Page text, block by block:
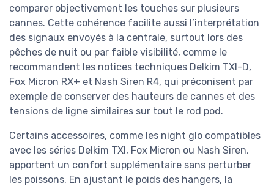
comparer objectivement les touches sur plusieurs
cannes. Cette cohérence facilite aussi l’interprétation
des signaux envoyés à la centrale, surtout lors des
pêches de nuit ou par faible visibilité, comme le
recommandent les notices techniques Delkim TXI-D,
Fox Micron RX+ et Nash Siren R4, qui préconisent par
exemple de conserver des hauteurs de cannes et des
tensions de ligne similaires sur tout le rod pod.
Certains accessoires, comme les night glo compatibles
avec les séries Delkim TXI, Fox Micron ou Nash Siren,
apportent un confort supplémentaire sans perturber
les poissons. En ajustant le poids des hangers, la